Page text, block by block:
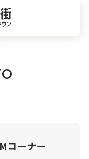
コーナー